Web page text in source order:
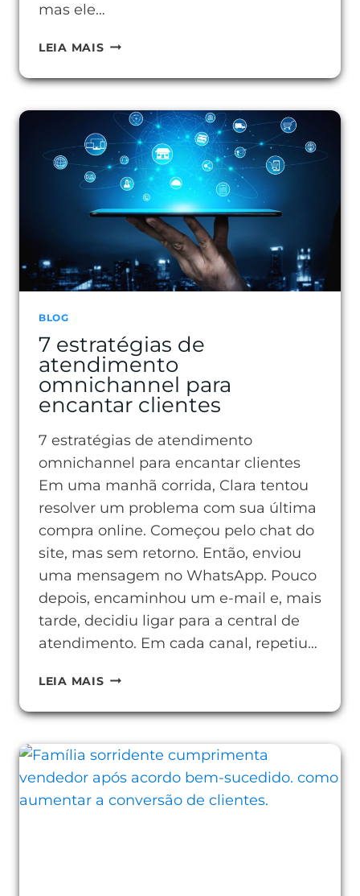
mas ele…
LEIA MAISFERRAMENTAS
DE
CONTEÚDO
PARA
SUA
ROTINA
BLOG
7 estratégias de
atendimento
omnichannel para
encantar clientes
7 estratégias de atendimento
omnichannel para encantar clientes
Em uma manhã corrida, Clara tentou
resolver um problema com sua última
compra online. Começou pelo chat do
site, mas sem retorno. Então, enviou
uma mensagem no WhatsApp. Pouco
depois, encaminhou um e-mail e, mais
tarde, decidiu ligar para a central de
atendimento. Em cada canal, repetiu…
LEIA MAIS7
ATENDIMENTO
OMNICHANNEL